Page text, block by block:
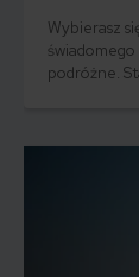
Wybierasz
podróżne.